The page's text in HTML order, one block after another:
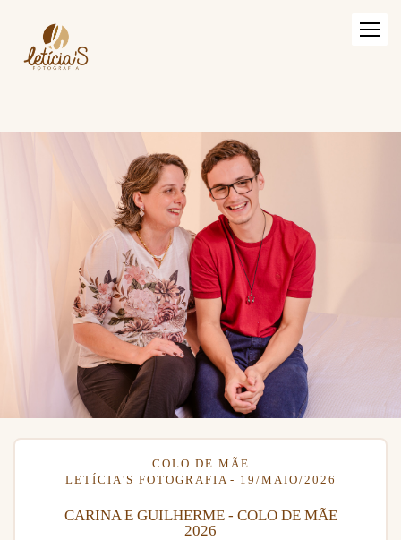
COLO DE MÃE
LETÍCIA'S FOTOGRAFIA
19/MAIO/2026
CARINA E GUILHERME - COLO DE MÃE
2026